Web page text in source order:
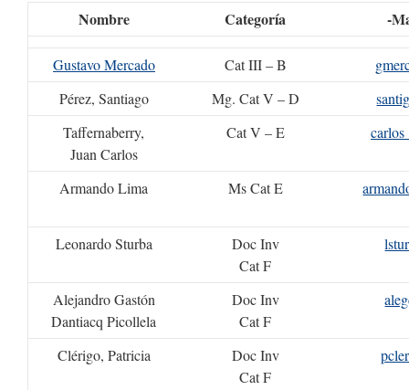
Nombre Categoría -
Gustavo Mercado Cat III – B
Pérez, Santiago
Mg. Cat V – D
Taffernaberry,
Juan Carlos
Cat V – E
Armando Lima Ms Cat E
Leonardo Sturba
Doc Inv
Cat F
Alejandro Gastón
Dantiacq Picollela
Doc Inv
Cat F
Clérigo, Patricia
Doc Inv
Cat F